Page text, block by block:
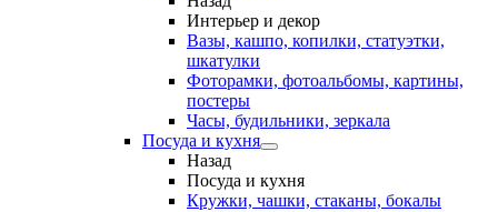
Интерьер и декор
Вазы, кашпо, копилки, статуэтки,
шкатулки
Фоторамки, фотоальбомы, картины,
постеры
Часы, будильники, зеркала
Посуда и кухня
Назад
Посуда и кухня
Кружки, чашки, стаканы, бокалы